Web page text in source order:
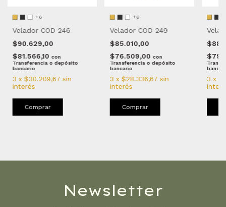
+6
Velador COD 246
$90.629,00
$81.566,10 con
Transferencia o depósito
bancario
3 x $30.209,67 sin
interés
Comprar
+6
Velador COD 249
$85.010,00
$76.509,00 con
Transferencia o depósito
bancario
3 x $28.336,67 sin
interés
Comprar
3 x
Newsletter